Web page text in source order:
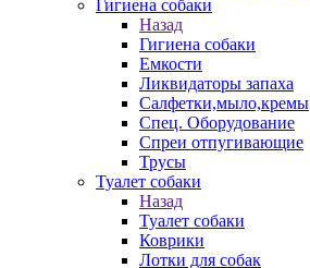
Гигиена собаки
Назад
Гигиена собаки
Емкости
Ликвидаторы запаха
Салфетки,мыло,кремы
Спец. Оборудование
Спреи отпугивающие
Трусы
Туалет собаки
Назад
Туалет собаки
Коврики
Лотки для собак